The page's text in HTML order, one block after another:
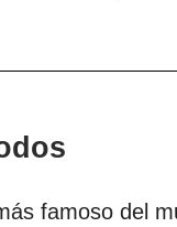
famoso del